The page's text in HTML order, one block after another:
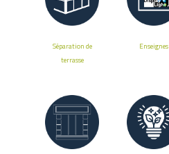
Séparation de
terrasse
Enseignes